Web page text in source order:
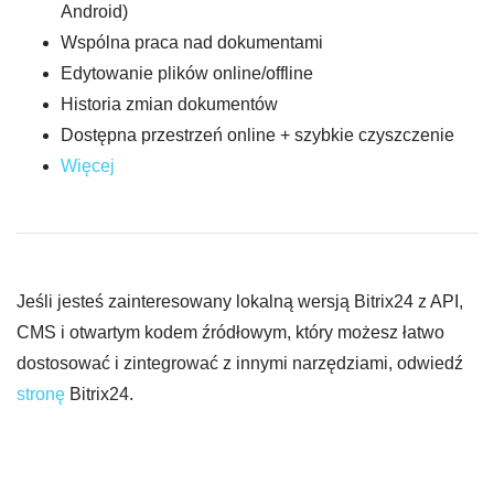
Android)
Wspólna praca nad dokumentami
Edytowanie plików online/offline
Historia zmian dokumentów
Dostępna przestrzeń online + szybkie czyszczenie
Więcej
Jeśli jesteś zainteresowany lokalną wersją Bitrix24 z API,
CMS i otwartym kodem źródłowym, który możesz łatwo
dostosować i zintegrować z innymi narzędziami, odwiedź
stronę Bitrix24.